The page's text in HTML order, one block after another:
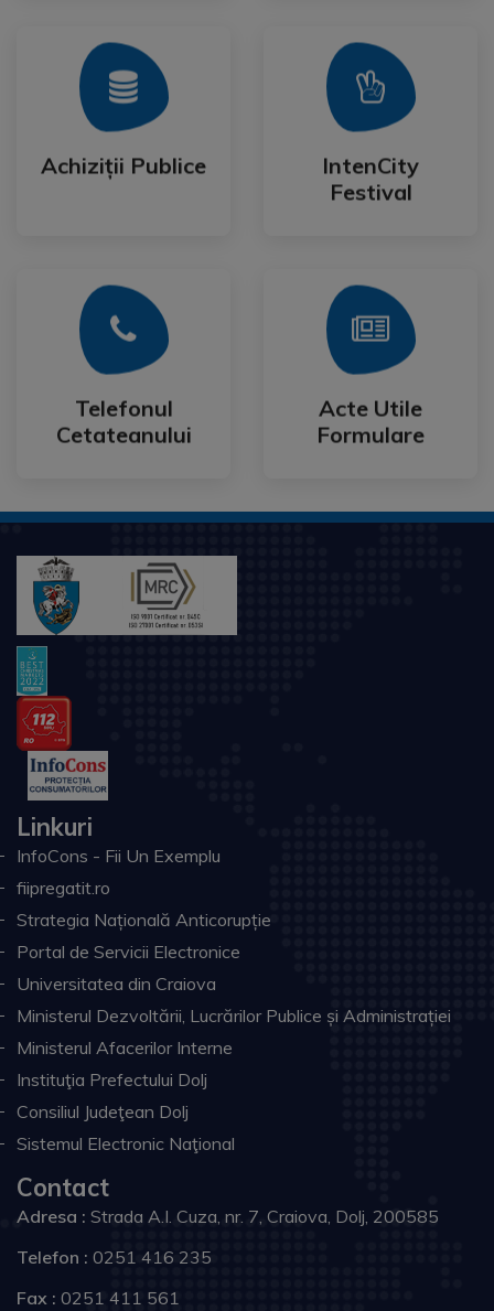
Achiziții Publice
Achiziții Publice
Mai Mult
IntenCity
Festival
IntenCity
Festival
Mai Mult
Telefonul
Cetateanului
Telefonul
Cetateanului
Mai Mult
Acte Utile
Formulare
Acte Utile
Formulare
Mai Mult
Linkuri
InfoCons - Fii Un Exemplu
fiipregatit.ro
Strategia Națională Anticorupție
Portal de Servicii Electronice
Universitatea din Craiova
Ministerul Dezvoltării, Lucrărilor Publice și Administrației
Ministerul Afacerilor Interne
Instituţia Prefectului Dolj
Consiliul Judeţean Dolj
Sistemul Electronic Naţional
Contact
Adresa : Strada A.I. Cuza, nr. 7, Craiova, Dolj, 200585
Telefon : 0251 416 235
Fax : 0251 411 561